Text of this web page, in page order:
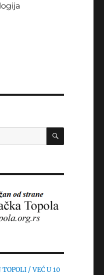
SEARCH
TOPOLI / VEĆ U 10